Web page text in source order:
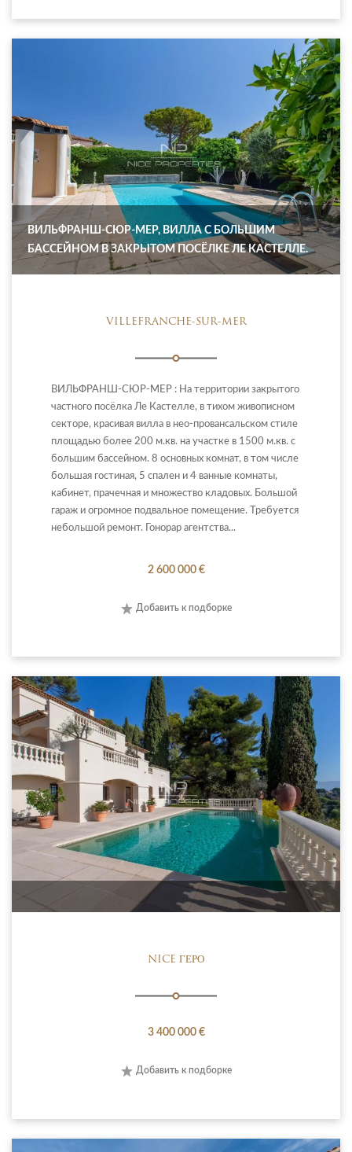
ВИЛЬФРАНШ-СЮР-МЕР, ВИЛЛА С БОЛЬШИМ
БАССЕЙНОМ В ЗАКРЫТОМ ПОСЁЛКЕ ЛЕ КАСТЕЛЛЕ.
VILLEFRANCHE-SUR-MER
ВИЛЬФРАНШ-СЮР-МЕР : На территории закрытого
частного посёлка Ле Кастелле, в тихом живописном
секторе, красивая вилла в нео-провансальском стиле
площадью более 200 м.кв. на участке в 1500 м.кв. с
большим бассейном. 8 основных комнат, в том числе
большая гостиная, 5 спален и 4 ванные комнаты,
кабинет, прачечная и множество кладовых. Большой
гараж и огромное подвальное помещение. Требуется
небольшой ремонт. Гонорар агентства...
2 600 000 €
Добавить к подборке
NICE ГЕРО
3 400 000 €
Добавить к подборке